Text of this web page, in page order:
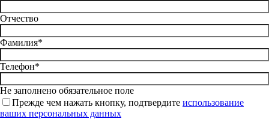
Отчество
Фамилия*
Телефон*
Не заполнено обязательное поле
Прежде чем нажать кнопку, подтвердите использование
ваших персональных данных